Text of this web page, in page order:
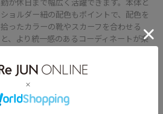
ショルダー紐の配色もポイントで、配色を
拾ったカラーの靴やスカーフを合わせる
と、より統一感のあるコーディネートが楽
ROPÉ PICNIC PASSAGE